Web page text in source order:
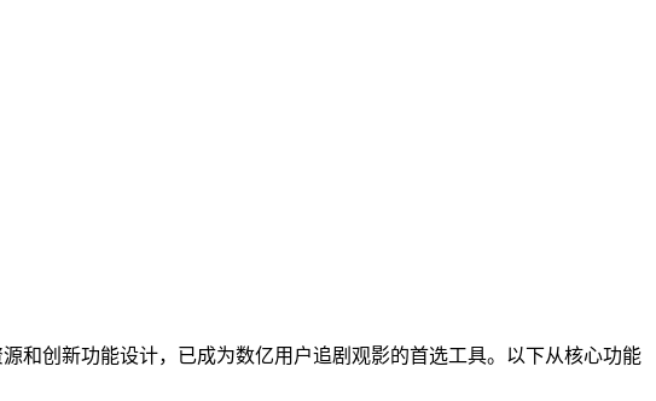
和创新功能设计，已成为数亿用户追剧观影的首选工具。以下从核心功能